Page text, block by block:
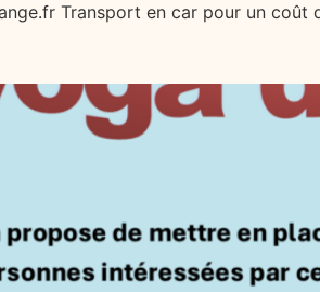
Transport en car pour un coût